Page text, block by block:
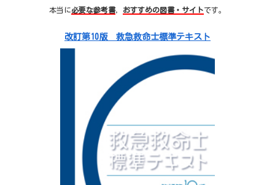
本当に必要な参考書， おすすめの図書・サイトです。
改訂第10版 救急救命士標準テキスト